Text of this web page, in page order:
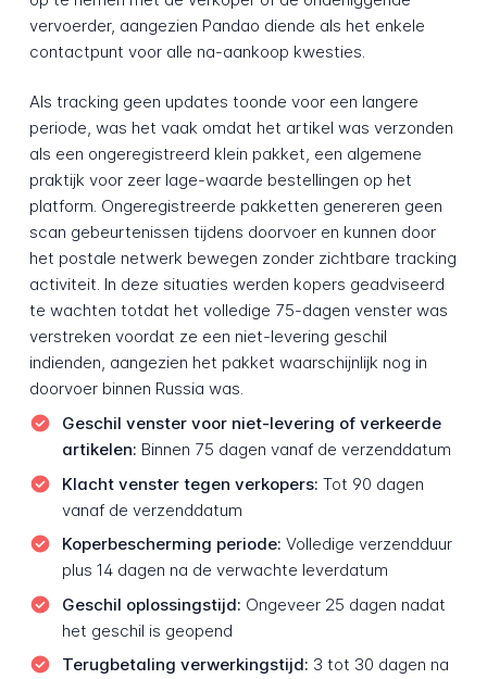
vervoerder, aangezien Pandao diende als het enkele
contactpunt voor alle na-aankoop kwesties.
Als tracking geen updates toonde voor een langere
periode, was het vaak omdat het artikel was verzonden
als een ongeregistreerd klein pakket, een algemene
praktijk voor zeer lage-waarde bestellingen op het
platform. Ongeregistreerde pakketten genereren geen
scan gebeurtenissen tijdens doorvoer en kunnen door
het postale netwerk bewegen zonder zichtbare tracking
activiteit. In deze situaties werden kopers geadviseerd
te wachten totdat het volledige 75-dagen venster was
verstreken voordat ze een niet-levering geschil
indienden, aangezien het pakket waarschijnlijk nog in
doorvoer binnen Russia was.
Geschil venster voor niet-levering of verkeerde
artikelen: Binnen 75 dagen vanaf de verzenddatum
Klacht venster tegen verkopers: Tot 90 dagen
vanaf de verzenddatum
Koperbescherming periode: Volledige verzendduur
plus 14 dagen na de verwachte leverdatum
Geschil oplossingstijd: Ongeveer 25 dagen nadat
het geschil is geopend
Terugbetaling verwerkingstijd: 3 tot 30 dagen na